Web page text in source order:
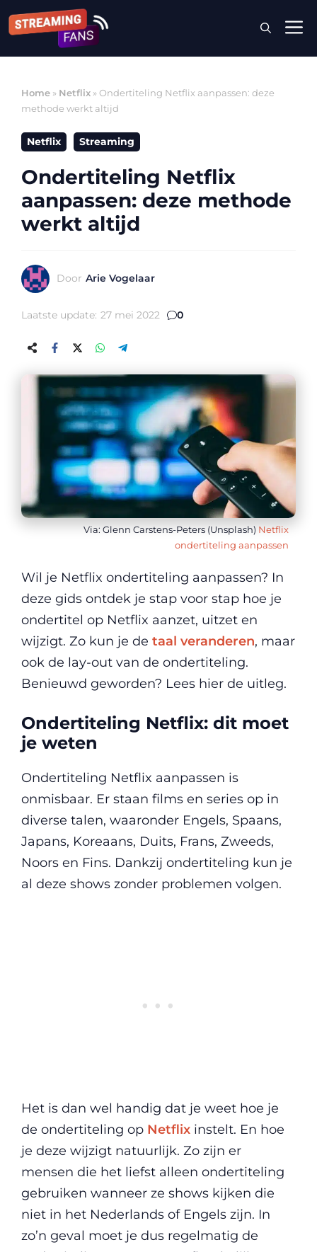
naar
Home » Netflix »Ondertiteling Netflix aanpassen: deze
methode werkt altijd
Netflix Streaming
Ondertiteling Netflix
aanpassen: deze methode
werkt altijd
Door Arie Vogelaar
Laatste update: 27 mei 2022 0
Via: Glenn Carstens-Peters (Unsplash) Netflix
ondertiteling aanpassen
Wil je Netflix ondertiteling aanpassen? In
deze gids ontdek je stap voor stap hoe je
ondertitel op Netflix aanzet, uitzet en
wijzigt. Zo kun je de taal veranderen, maar
ook de lay-out van de ondertiteling.
Benieuwd geworden? Lees hier de uitleg.
Ondertiteling Netflix: dit moet
je weten
Ondertiteling Netflix aanpassen is
onmisbaar. Er staan films en series op in
diverse talen, waaronder Engels, Spaans,
Japans, Koreaans, Duits, Frans, Zweeds,
Noors en Fins. Dankzij ondertiteling kun je
al deze shows zonder problemen volgen.
Het is dan wel handig dat je weet hoe je
de ondertiteling op Netflix instelt. En hoe
je deze wijzigt natuurlijk. Zo zijn er
mensen die het liefst alleen ondertiteling
gebruiken wanneer ze shows kijken die
niet in het Nederlands of Engels zijn. In
zo’n geval moet je dus regelmatig de